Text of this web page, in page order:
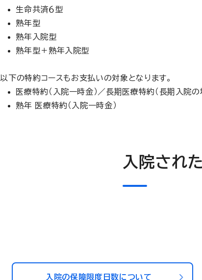
生命共済６型
熟年型
熟年入院型
熟年型＋熟年入院型
以下の特約コースもお支払いの対象となります。
医療特約（入院一時金）／長期医療特約（長期入院の
熟年 医療特約（入院一時金）
入院され
入院の保障限度日数について